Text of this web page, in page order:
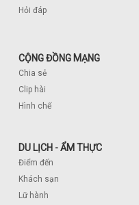
Hỏi đáp
CỘNG ĐỒNG MẠNG
Chia sẻ
Clip hài
Hình chế
DU LỊCH - ẨM THỰC
Điểm đến
Khách sạn
Lữ hành